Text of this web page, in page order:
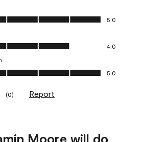
out of 5
5.0
out of 5
4.0
5.0 out of 5
5.0
(0) Report
Moore will do